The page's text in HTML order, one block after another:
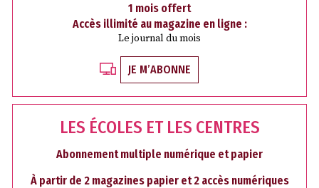
1 mois offert
Accès illimité au magazine en ligne :
Le journal du mois
JE M’ABONNE
LES ÉCOLES ET LES CENTRES
Abonnement multiple numérique et papier
À partir de 2 magazines papier et 2 accès numériques